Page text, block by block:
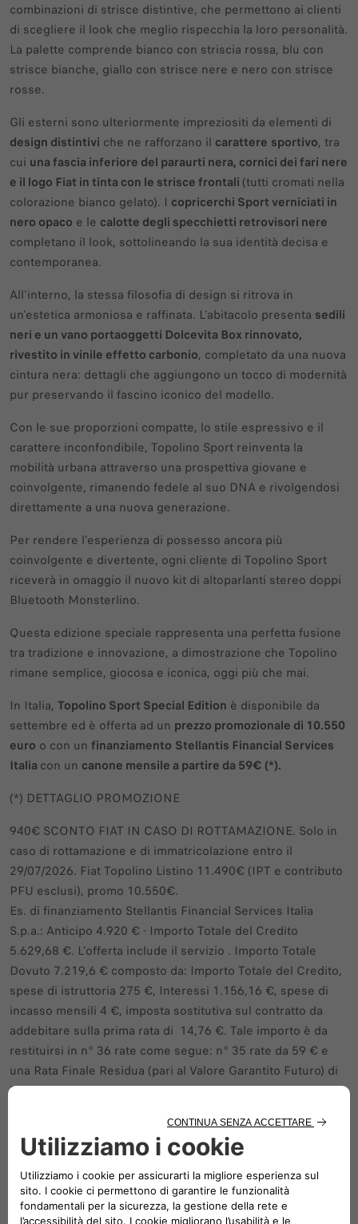
combinazioni di strisce distintive, che permettono ai clienti
di scegliere il look che meglio rispecchia la loro personalità.
La palette comprende bianco con striscia rossa, blu con
strisce bianche, giallo con strisce nere e nero con strisce
rosse.
Gli esterni sono ulteriormente impreziositi da elementi di
design distintivi che ne rafforzano il carattere sportivo, tra
cui una fascia inferiore del paraurti nera, cornici dei fari nere
e il logo Fiat in tinta con le strisce frontali (tutti cromati nella
colorazione bianco gelato). I copricerchi Sport verniciati in
nero opaco e le calotte degli specchietti retrovisori nere
completano il look, sottolineando la sua identità decisa e
contemporanea.
All'interno, la stessa filosofia di design si ritrova in
un'estetica armoniosa e raffinata. L'abitacolo presenta sedili
neri e un vano portaoggetti Dolcevita Box rinnovato,
rivestito in vinile effetto carbonio, completato da una nuova
cintura nera: dettagli che aggiungono un tocco di modernità
pur preservando il fascino iconico del modello.
Con le sue proporzioni compatte, lo stile espressivo e il
carattere inconfondibile, Topolino Sport reinventa la
mobilità urbana attraverso una prospettiva giovane e
coinvolgente, rimanendo fedele al suo DNA e rivolgendosi
direttamente a una nuova generazione.
Per rendere l'esperienza di possesso ancora più
coinvolgente e divertente, ogni cliente di Topolino Sport
riceverà in omaggio il nuovo kit di altoparlanti stereo doppi
Bluetooth Monsterlino.
Questa edizione speciale rappresenta una perfetta fusione
tra tradizione e innovazione, a dimostrazione che Topolino
rimane semplice, giocosa e iconica, oggi più che mai.
In Italia, Topolino Sport Special Edition è disponibile da
settembre ed è offerta ad un prezzo promozionale di 10.550
euro o con un finanziamento Stellantis Financial Services
Italia con un canone mensile a partire da 59€ (*).
(*) DETTAGLIO PROMOZIONE
940€ SCONTO FIAT IN CASO DI ROTTAMAZIONE. Solo in
caso di rottamazione e di immatricolazione entro il
29/07/2026. Fiat Topolino Listino 11.490€ (IPT e contributo
PFU esclusi), promo 10.550€.
Es. di finanziamento Stellantis Financial Services Italia
S.p.a.: Anticipo 4.920 € - Importo Totale del Credito
5.629,68 €. L'offerta include il servizio . Importo Totale
Dovuto 7.219,6 € composto da: Importo Totale del Credito,
spese di istruttoria 275 €, Interessi 1.156,16 €, spese di
incasso mensili 4 €, imposta sostitutiva sul contratto da
addebitare sulla prima rata di 14,76 €. Tale importo è da
restituirsi in n° 36 rate come segue: n° 35 rate da 59 € e
una Rata Finale Residua (pari al Valore Garantito Futuro) di
5.129,19 € incluse spese di incasso mensili di 4 €. Spese
6,99%, TAEG 10,34%. Solo in caso di restituzione e/o
sostituzione del veicolo alla scadenza contrattualmente
prevista, verrà addebitato un costo pari a 0,1 €/ km ove il
veicolo abbia superato il chilometraggio massimo di 15.000
km.